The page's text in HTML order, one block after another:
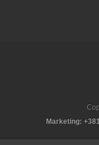
Marketing: